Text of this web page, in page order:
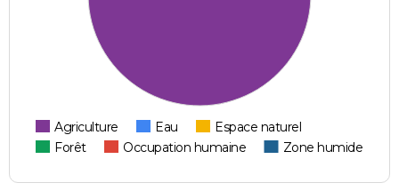
Agriculture Eau
Espace naturel
Forêt
Occupation humaine Zone humide